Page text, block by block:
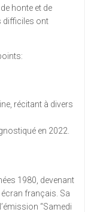
honte et de
difficiles ont
récitant à divers
en 2022.
1980, devenant
français. Sa
“Samedi